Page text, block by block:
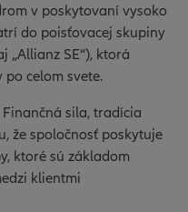
v poskytovaní vysoko
do poisťovacej skupiny
„Allianz SE“), ktorá
celom svete.
sila, tradícia
že spoločnosť poskytuje
ktoré sú základom
klientmi